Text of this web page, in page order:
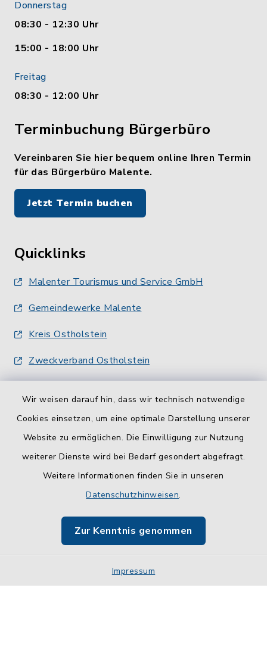
Wir weisen darauf hin, dass wir technisch notwendige
Cookies einsetzen, um eine optimale Darstellung unserer
Website zu ermöglichen. Die Einwilligung zur Nutzung
weiterer Dienste wird bei Bedarf gesondert abgefragt.
Weitere Informationen finden Sie in unseren
Datenschutzhinweisen.
Zur Kenntnis genommen
Impressum
Donnerstag
08:30 - 12:30 Uhr
15:00 - 18:00 Uhr
Freitag
08:30 - 12:00 Uhr
Terminbuchung Bürgerbüro
Vereinbaren Sie hier bequem online Ihren Termin
für das Bürgerbüro Malente.
Jetzt Termin buchen
Quicklinks
Malenter Tourismus und Service GmbH
Gemeindewerke Malente
Kreis Ostholstein
Zweckverband Ostholstein
Barrierefreiheit
Impressum
Sitemap